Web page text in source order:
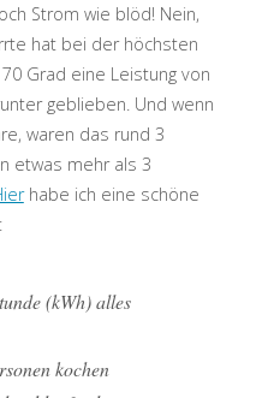
Strom wie blöd! Nein,
hat bei der höchsten
Grad eine Leistung von
geblieben. Und wenn
waren das rund 3
etwas mehr als 3
habe ich eine schöne
(kWh) alles
kochen